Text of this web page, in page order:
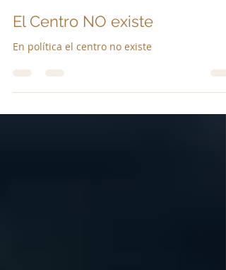
7 abr
3 min de lectura
El Centro NO existe
En política el centro no existe